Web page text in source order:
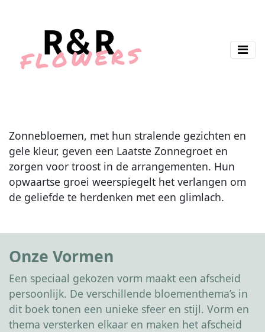
Zonnebloemen, met hun stralende gezichten en
gele kleur, geven een Laatste Zonnegroet en
zorgen voor troost in de arrangementen. Hun
opwaartse groei weerspiegelt het verlangen om
de geliefde te herdenken met een glimlach.
Onze Vormen
Een speciaal gekozen vorm maakt een afscheid
persoonlijk. De verschillende bloementhema’s in
dit boek tonen een unieke sfeer en stijl. Vorm en
thema versterken elkaar en maken het afscheid